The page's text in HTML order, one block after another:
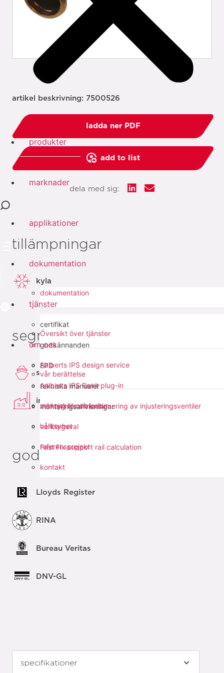
produkter
marknader
applikationer
dokumentation
dokumentation
certifikat
godkännanden
EPD
tekniska manualer
monteringsanvisningar
tjänster
Översikt över tjänster
Aalberts IPS design service
Aalberts IPS Revit plug-in
verktyg för dimensionering av injusteringsventiler
verktygsval
Fast Fix support rail calculation
om oss
vår berättelse
människor och kultur
hållbarhet
referensprojekt
kontakt
artikel beskrivning: 7500526
ladda ner PDF
add to list
dela med sig:
tillämpningar
kyla
segment
skeppsbygge
industri
godkännanden
Lloyds Register
RINA
Bureau Veritas
DNV-GL